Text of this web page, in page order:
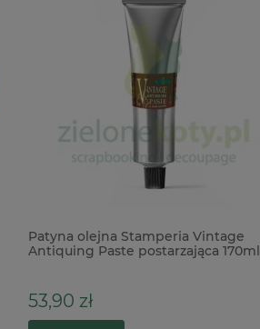
Patyna olejna Stamperia Vintage
Antiquing Paste postarzająca 170ml
53,90 zł